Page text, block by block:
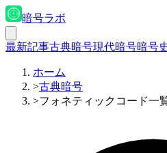
暗号ラボ
最新記事古典暗号現代暗号暗号
ホーム
>古典暗号
>フォネティックコード一